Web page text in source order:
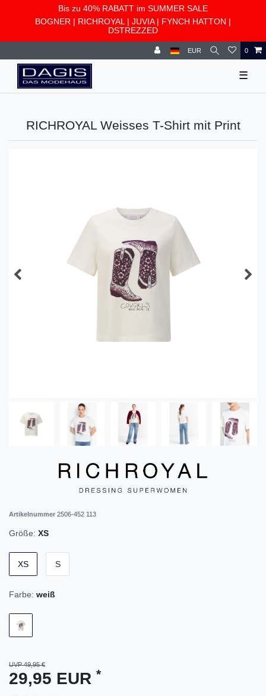
Bis zu 40% RABATT im SUMMER SALE
BOGNER | RICHROYAL | JUVIA| FYNCH HATTON |
DSTREZZED
EUR 0
☰
RICHROYAL Weisses T-Shirt mit Print
Artikelnummer 2506-452 113
Größe: XS
XS S
Farbe: weiß
UVP 49,95 €
29,95 EUR *